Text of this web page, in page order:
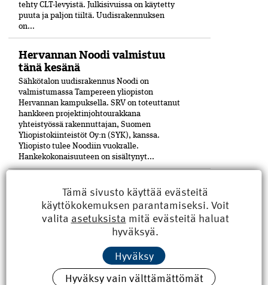
tehty CLT-levyistä. Julkisivuissa on käytetty
puuta ja paljon tiiltä. Uudisrakennuksen
on...
Hervannan Noodi valmistuu
tänä kesänä
Sähkötalon uudisrakennus Noodi on
valmistumassa Tampereen yliopiston
Hervannan kampuksella. SRV on toteuttanut
hankkeen projektinjohtourakkana
yhteistyössä rakennuttajan, Suomen
Yliopistokiinteistöt Oy:n (SYK), kanssa.
Yliopisto tulee Noodiin vuokralle.
Hankekokonaisuuteen on sisältynyt...
Hippoksen jäähallit kahteen
kerrokseen
Uuden urheilukeskuksen rakennustyöt ovat
vauhdissa Jyväskylässä. Hipposkeskus
käsittää liikunta-, osaamis- ja
Osaamiskeskus palvelee tutkimusta ja
koulutusta.Jääurheilukeskukseen tulee
remontoitavan kilpajäähallin viereen
Tämä sivusto käyttää evästeitä
käyttökokemuksen parantamiseksi. Voit
valita asetuksista mitä evästeitä haluat
hyväksyä.
Hyväksy
Hyväksy vain välttämättömät